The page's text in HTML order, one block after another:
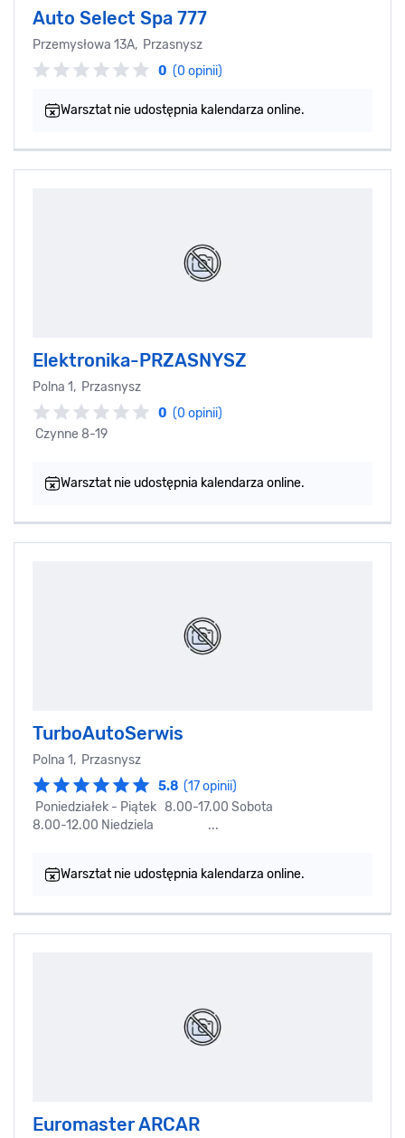
Auto Select Spa 777
Przemysłowa 13A, Przasnysz
0 (0 opinii)
Warsztat nie udostępnia kalendarza online.
Elektronika-PRZASNYSZ
Polna 1, Przasnysz
0 (0 opinii)
Czynne 8-19
Warsztat nie udostępnia kalendarza online.
TurboAutoSerwis
Polna 1, Przasnysz
5.8 (17 opinii)
Poniedziałek - Piątek 8.00-17.00 Sobota
8.00-12.00 Niedziela ...
Warsztat nie udostępnia kalendarza online.
Euromaster ARCAR